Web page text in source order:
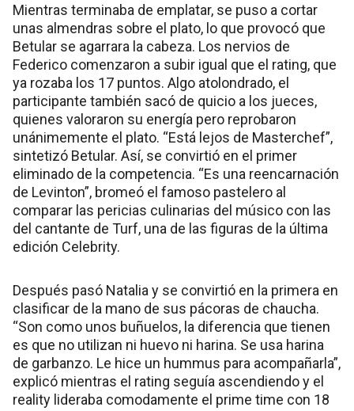
Mientras terminaba de emplatar, se puso a cortar
unas almendras sobre el plato, lo que provocó que
Betular se agarrara la cabeza. Los nervios de
Federico comenzaron a subir igual que el rating, que
ya rozaba los 17 puntos. Algo atolondrado, el
participante también sacó de quicio a los jueces,
quienes valoraron su energía pero reprobaron
unánimemente el plato. “Está lejos de Masterchef”,
sintetizó Betular. Así, se convirtió en el primer
eliminado de la competencia. “Es una reencarnación
de Levinton”, bromeó el famoso pastelero al
comparar las pericias culinarias del músico con las
del cantante de Turf, una de las figuras de la última
edición Celebrity.
Después pasó Natalia y se convirtió en la primera en
clasificar de la mano de sus pácoras de chaucha.
“Son como unos buñuelos, la diferencia que tienen
es que no utilizan ni huevo ni harina. Se usa harina
de garbanzo. Le hice un hummus para acompañarla”,
explicó mientras el rating seguía ascendiendo y el
reality lideraba comodamente el prime time con 18